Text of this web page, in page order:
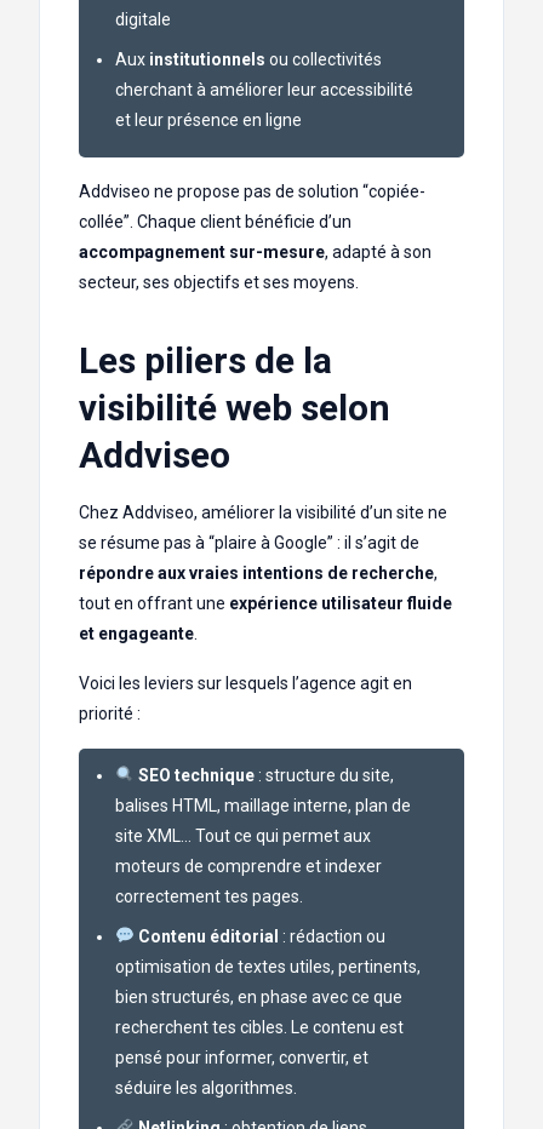
digitale
Aux institutionnels ou collectivités
cherchant à améliorer leur accessibilité
et leur présence en ligne
Addviseo ne propose pas de solution “copiée-
collée”. Chaque client bénéficie d’un
accompagnement sur-mesure, adapté à son
secteur, ses objectifs et ses moyens.
Les piliers de la
visibilité web selon
Addviseo
Chez Addviseo, améliorer la visibilité d’un site ne
se résume pas à “plaire à Google” : il s’agit de
répondre aux vraies intentions de recherche,
tout en offrant une expérience utilisateur fluide
et engageante
Voici les leviers sur lesquels l’agence agit en
priorité :
SEO technique: structure du site,
balises HTML, maillage interne, plan de
site XML… Tout ce qui permet aux
moteurs de comprendre et indexer
correctement tes pages.
Contenu éditorial : rédaction ou
optimisation de textes utiles, pertinents,
bien structurés, en phase avec ce que
recherchent tes cibles. Le contenu est
pensé pour informer, convertir, et
séduire les algorithmes.